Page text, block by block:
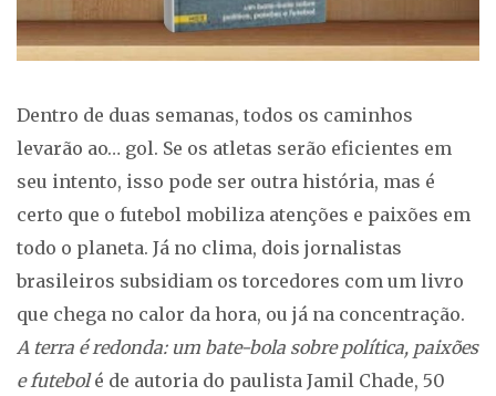
Dentro de duas semanas, todos os caminhos
levarão ao… gol. Se os atletas serão eficientes em
seu intento, isso pode ser outra história, mas é
certo que o futebol mobiliza atenções e paixões em
todo o planeta. Já no clima, dois jornalistas
brasileiros subsidiam os torcedores com um livro
que chega no calor da hora, ou já na concentração.
A terra é redonda: um bate-bola sobre política, paixões
e futebolé de autoria do paulista Jamil Chade, 50